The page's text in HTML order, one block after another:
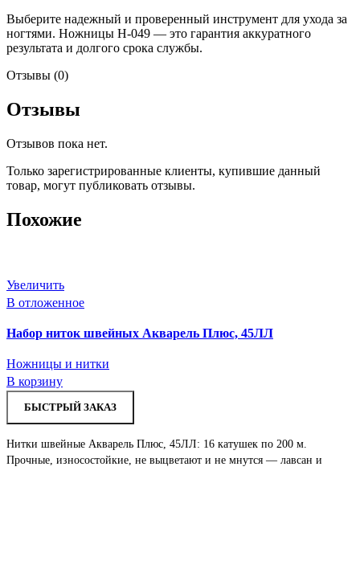
Выберите надежный и проверенный инструмент для ухода за
ногтями. Ножницы Н-049 — это гарантия аккуратного
результата и долгого срока службы.
Отзывы (0)
Отзывы
Отзывов пока нет.
Только зарегистрированные клиенты, купившие данный
товар, могут публиковать отзывы.
Похожие
Увеличить
В отложенное
Набор ниток швейных Акварель Плюс, 45ЛЛ
Ножницы и нитки
В корзину
БЫСТРЫЙ ЗАКАЗ
Нитки швейные Акварель Плюс, 45ЛЛ: 16 катушек по 200 м.
Прочные, износостойкие, не выцветают и не мнутся — лавсан и